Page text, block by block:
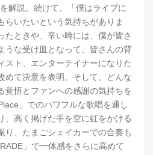
解説。続けて、「僕はライブに
らいたいという気持ちがありま
たときや、辛い時には、僕が皆さ
うな受け皿となって、皆さんの背
スト、エンターテイナーになりた
めて決意を表明。そして、どんな
覚悟とファンへの感謝の気持ちを
」でのパワフルな歌唱を通し
、高く掲げた手を空に虹をかける
り、たまごシェイカーでの合奏も
」で一体感をさらに高めて